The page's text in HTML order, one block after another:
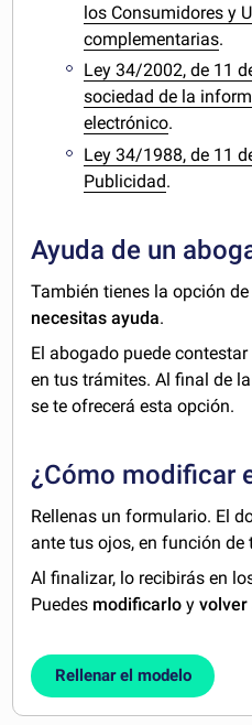
los Consumidores y
complementarias.
Ley 34/2002, de 11
sociedad de la
electrónico.
Ley 34/1988, de 11
Publicidad.
Ayuda de un
También tienes la opción
necesitas ayuda.
El abogado puede
en tus trámites. Al final de
se te ofrecerá esta opción.
¿Cómo modificar
Rellenas un formulario. El
ante tus ojos, en función de
Al finalizar, lo recibirás en
Puedes modificarlo y
Rellenar el modelo